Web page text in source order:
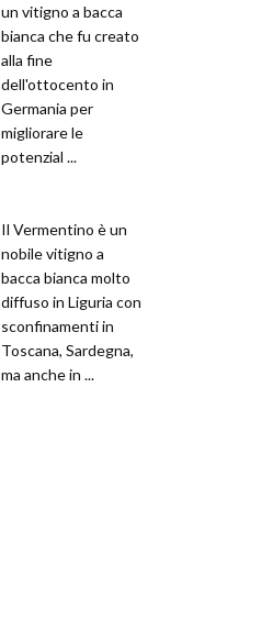
un vitigno a bacca
bianca che fu creato
alla fine
dell'ottocento in
Germania per
migliorare le
potenzial ...
Il Vermentino è un
nobile vitigno a
bacca bianca molto
diffuso in Liguria con
sconfinamenti in
Toscana, Sardegna,
ma anche in ...